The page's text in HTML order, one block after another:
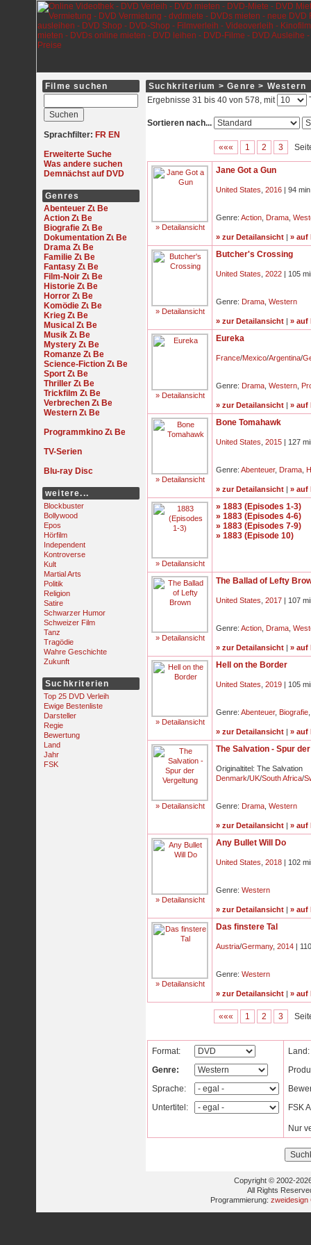
Filme suchen
Sprachfilter: FR EN
Erweiterte Suche
Was andere suchen
Demnächst auf DVD
Genres
Abenteuer
Action
Biografie
Dokumentation
Drama
Familie
Fantasy
Film-Noir
Historie
Horror
Komödie
Krieg
Musical
Musik
Mystery
Romanze
Science-Fiction
Sport
Thriller
Trickfilm
Verbrechen
Western
Programmkino
TV-Serien
Blu-ray Disc
weitere...
Blockbuster
Bollywood
Epos
Hörfilm
Independent
Kontroverse
Kult
Martial Arts
Politik
Religion
Satire
Schwarzer Humor
Schweizer Film
Tanz
Tragödie
Wahre Geschichte
Zukunft
Suchkriterien
Top 25 DVD Verleih
Ewige Bestenliste
Darsteller
Regie
Bewertung
Land
Jahr
FSK
Suchkriterium > Genre > Western
Ergebnisse 31 bis 40 von 578, mit
Sortieren nach...
««« 1 2 3
» Detailansicht
Jane Got a Gun
United States 2016 | 94
Genre: Action Drama
» zur Detailansicht | » auf
» Detailansicht
Butcher's Crossing
United States 2022 | 105
Genre: Drama Western
» zur Detailansicht | » auf
» Detailansicht
Eureka
France/Mexico/Argentina/
Genre: Drama Western
» zur Detailansicht | » auf
» Detailansicht
Bone Tomahawk
United States 2015 | 127
Genre: Abenteuer, Drama
» zur Detailansicht | » auf
» Detailansicht
» 1883 (Episodes 1-3)
» 1883 (Episodes 4-6)
» 1883 (Episodes 7-9)
» 1883 (Episode 10)
» Detailansicht
The Ballad of Lefty
United States 2017 | 107
Genre: Action Drama
» zur Detailansicht | » auf
» Detailansicht
Hell on the Border
United States 2019 | 105
Genre: Abenteuer, Biografie
» zur Detailansicht | » auf
» Detailansicht
The Salvation - Spur
Originaltitel: The Salvation
Denmark/UK/South Africa/
Genre: Drama Western
» zur Detailansicht | » auf
» Detailansicht
Any Bullet Will Do
United States 2018 | 102
Genre: Western
» zur Detailansicht | » auf
» Detailansicht
Das finstere Tal
Austria/Germany, 2014 |
Genre: Western
» zur Detailansicht | » auf
««« 1 2 3
Format:
Genre:
Sprache:
Untertitel:
Land:
FSK
Nur
Copyright © 2002-
All Rights
Programmierung: zweidesign